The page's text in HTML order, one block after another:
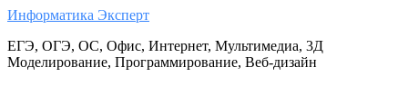
Информатика Эксперт
ЕГЭ, ОГЭ, ОС, Офис, Интернет, Мультимедиа, 3Д
Моделирование, Программирование, Веб-дизайн